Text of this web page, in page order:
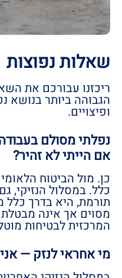
שאלות נפוצות
ריכזנו עבורכם את
הגבוהה ביותר בנושא
ופיצויים.
נפלתי מסולם
אם הייתי לא זהיר?
כן. מול הביטוח
כלל. במסלול הנזיקי,
תורמת, היא בדרך כלל
מסוים אך אינה
המרכזית לבטיחות
מי אחראי לנזק —